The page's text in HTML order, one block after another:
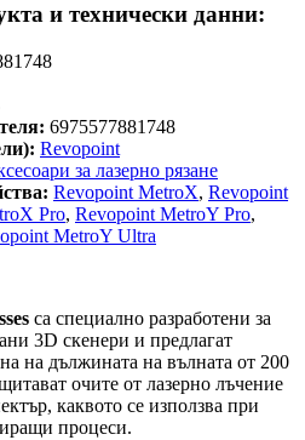
и технически данни:
6975577881748
Revopoint
за лазерно рязане
Revopoint MetroX, Revopoint
Pro, Revopoint MetroY Pro,
MetroY Ultra
са специално разработени за
3D скенери и предлагат
на дължината на вълната от 200
очите от лазерно лъчение
каквото се използва при
процеси.